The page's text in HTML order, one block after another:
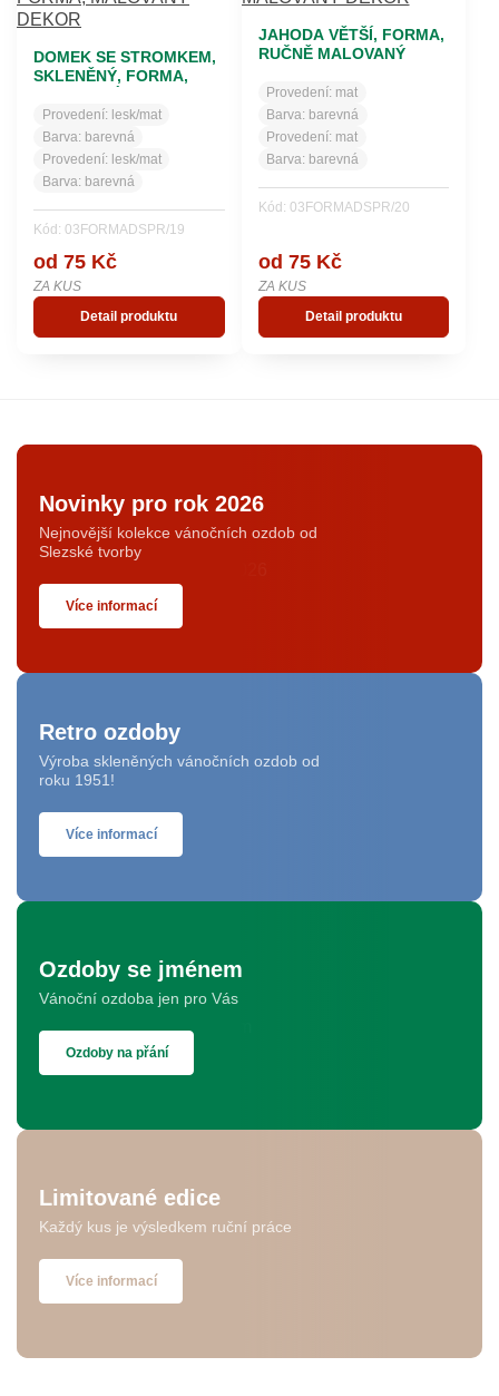
DOMEK SE STROMKEM,
SKLENĚNÝ, FORMA,
Provedení: lesk/mat
Barva: barevná
Provedení: lesk/mat
Barva: barevná
Kód: 03FORMADSPR/19
od 75 Kč
ZA KUS
Detail produktu
JAHODA VĚTŠÍ, FORMA,
RUČNĚ MALOVANÝ
Provedení: mat
Barva: barevná
Provedení: mat
Barva: barevná
Kód: 03FORMADSPR/20
od 75 Kč
ZA KUS
Detail produktu
Novinky pro rok 2026
Nejnovější kolekce vánočních ozdob od
Slezské tvorby
Více informací
Retro ozdoby
Výroba skleněných vánočních ozdob od
roku 1951!
Více informací
Ozdoby se jménem
Vánoční ozdoba jen pro Vás
Ozdoby na přání
Limitované edice
Každý kus je výsledkem ruční práce
Více informací